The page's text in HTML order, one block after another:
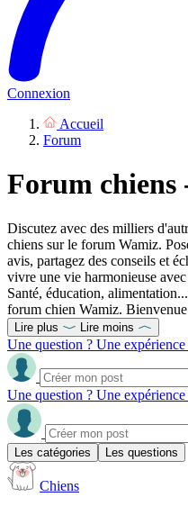
Connexion
Accueil
Forum
Forum chiens
Discutez avec des milliers
chiens sur le forum Wamiz.
avis, partagez des conseils et
vivre une vie harmonieuse
Santé, éducation,
forum chien Wamiz.
Lire plus Lire moins
Une question ? Une
Une question ? Une
Les catégories Les questions
Chiens